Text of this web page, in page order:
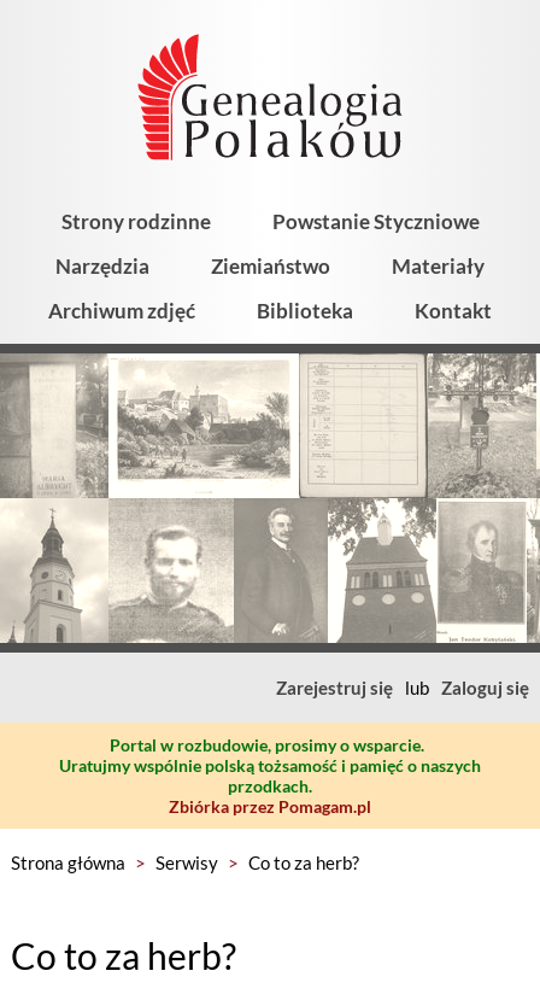
Strony rodzinne
Powstanie Styczniowe
Narzędzia
Ziemiaństwo
Materiały
Archiwum zdjęć
Biblioteka Kontakt
Zarejestruj się lub Zaloguj się
Portal w rozbudowie, prosimy o wsparcie.
Uratujmy wspólnie polską tożsamość i pamięć o naszych
przodkach.
Zbiórka przez Pomagam.pl
Strona główna > Serwisy > Co to za herb?
Co to za herb?